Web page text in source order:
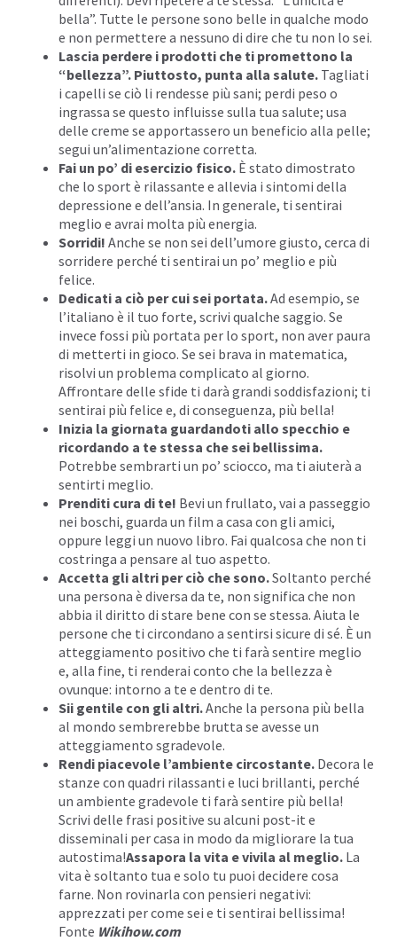
bella”. Tutte le persone sono belle in qualche modo
e non permettere a nessuno di dire che tu non lo sei.
Lascia perdere i prodotti che ti promettono la
“bellezza”. Piuttosto, punta alla salute. Tagliati
i capelli se ciò li rendesse più sani; perdi peso o
ingrassa se questo influisse sulla tua salute; usa
delle creme se apportassero un beneficio alla pelle;
segui un’alimentazione corretta.
Fai un po’ di esercizio fisico. È stato dimostrato
che lo sport è rilassante e allevia i sintomi della
depressione e dell’ansia. In generale, ti sentirai
meglio e avrai molta più energia.
Sorridi! Anche se non sei dell’umore giusto, cerca di
sorridere perché ti sentirai un po’ meglio e più
felice.
Dedicati a ciò per cui sei portata.Ad esempio, se
l’italiano è il tuo forte, scrivi qualche saggio. Se
invece fossi più portata per lo sport, non aver paura
di metterti in gioco. Se sei brava in matematica,
risolvi un problema complicato al giorno.
Affrontare delle sfide ti darà grandi soddisfazioni; ti
sentirai più felice e, di conseguenza, più bella!
Inizia la giornata guardandoti allo specchio e
ricordando a te stessa che sei bellissima.
Potrebbe sembrarti un po’ sciocco, ma ti aiuterà a
sentirti meglio.
Prenditi cura di te! Bevi un frullato, vai a passeggio
nei boschi, guarda un film a casa con gli amici,
oppure leggi un nuovo libro. Fai qualcosa che non ti
costringa a pensare al tuo aspetto.
Accetta gli altri per ciò che sono.Soltanto perché
una persona è diversa da te, non significa che non
abbia il diritto di stare bene con se stessa. Aiuta le
persone che ti circondano a sentirsi sicure di sé. È un
atteggiamento positivo che ti farà sentire meglio
e, alla fine, ti renderai conto che la bellezza è
ovunque: intorno a te e dentro di te.
Sii gentile con gli altri.Anche la persona più bella
al mondo sembrerebbe brutta se avesse un
atteggiamento sgradevole.
Rendi piacevole l’ambiente circostante. Decora le
stanze con quadri rilassanti e luci brillanti, perché
un ambiente gradevole ti farà sentire più bella!
Scrivi delle frasi positive su alcuni post-it e
disseminali per casa in modo da migliorare la tua
autostima!Assapora la vita e vivila al meglio. La
vita è soltanto tua e solo tu puoi decidere cosa
farne. Non rovinarla con pensieri negativi:
apprezzati per come sei e ti sentirai bellissima!
Fonte Wikihow.com